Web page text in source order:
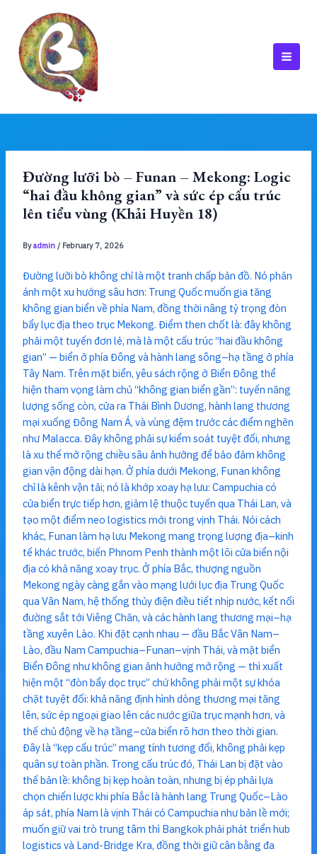
content
Đường lưỡi bò – Funan – Mekong: Logic
“hai đầu không gian” và sức ép cấu trúc
lên tiểu vùng (Khải Huyền 18)
Byadmin / February 7, 2026
Đường lưỡi bò không chỉ là một tranh chấp bản đồ. Nó phản
ánh một xu hướng sâu hơn: Trung Quốc muốn gia tăng
không gian biển về phía Nam, đồng thời nâng tỷ trọng đòn
bẩy lục địa theo trục Mekong. Điểm then chốt là: đây không
phải một tuyến đơn lẻ, mà là một cấu trúc “hai đầu không
gian” — biển ở phía Đông và hành lang sông–hạ tầng ở phía
Tây Nam. Trên mặt biển, yêu sách rộng ở Biển Đông thể
hiện tham vọng làm chủ “không gian biển gần”: tuyến năng
lượng sống còn, cửa ra Thái Bình Dương, hành lang thương
mại xuống Đông Nam Á, và vùng đệm trước các điểm nghẽn
như Malacca. Đây không phải sự kiểm soát tuyệt đối, nhưng
là xu thế mở rộng chiều sâu ảnh hưởng để bảo đảm không
gian vận động dài hạn. Ở phía dưới Mekong, Funan không
chỉ là kênh vận tải; nó là khớp xoay hạ lưu: Campuchia có
cửa biển trực tiếp hơn, giảm lệ thuộc tuyến qua Thái Lan, và
tạo một điểm neo logistics mới trong vịnh Thái. Nói cách
khác, Funan làm hạ lưu Mekong mang trọng lượng địa–kinh
tế khác trước, biến Phnom Penh thành một lõi cửa biển nội
địa có khả năng xoay trục. Ở phía Bắc, thượng nguồn
Mekong ngày càng gắn vào mạng lưới lục địa Trung Quốc
qua Vân Nam, hệ thống thủy điện điều tiết nhịp nước, kết nối
đường sắt tới Viêng Chăn, và các hành lang thương mại–hạ
tầng xuyên Lào. Khi đặt cạnh nhau — đầu Bắc Vân Nam–
Lào, đầu Nam Campuchia–Funan–vịnh Thái, và mặt biển
Biển Đông như không gian ảnh hưởng mở rộng — thì xuất
hiện một “đòn bẩy dọc trục” chứ không phải một sự khóa
chặt tuyệt đối: khả năng định hình dòng thương mại tăng
lên, sức ép ngoại giao lên các nước giữa trục mạnh hơn, và
thế chủ động về hạ tầng–cửa biển rõ hơn theo thời gian.
Đây là “kẹp cấu trúc” mang tính tương đối, không phải kẹp
quân sự toàn phần. Trong cấu trúc đó, Thái Lan bị đặt vào
thế bản lề: không bị kẹp hoàn toàn, nhưng bị ép phải lựa
chọn chiến lược khi phía Bắc là hành lang Trung Quốc–Lào
áp sát, phía Nam là vịnh Thái có Campuchia như bản lề mới;
muốn giữ vai trò trung tâm thì Bangkok phải phát triển hub
logistics và Land-Bridge Kra, đồng thời giữ cân bằng đa